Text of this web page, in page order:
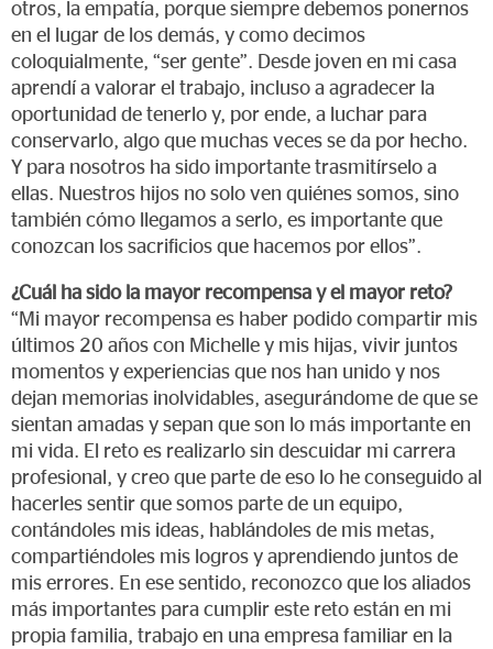
otros, la empatía, porque siempre debemos ponernos
en el lugar de los demás, y como decimos
coloquialmente, “ser gente”. Desde joven en mi casa
aprendí a valorar el trabajo, incluso a agradecer la
oportunidad de tenerlo y, por ende, a luchar para
conservarlo, algo que muchas veces se da por hecho.
Y para nosotros ha sido importante trasmitírselo a
ellas. Nuestros hijos no solo ven quiénes somos, sino
también cómo llegamos a serlo, es importante que
conozcan los sacrificios que hacemos por ellos”.
¿Cuál ha sido la mayor recompensa y el mayor reto?
“Mi mayor recompensa es haber podido compartir mis
últimos 20 años con Michelle y mis hijas, vivir juntos
momentos y experiencias que nos han unido y nos
dejan memorias inolvidables, asegurándome de que se
sientan amadas y sepan que son lo más importante en
mi vida. El reto es realizarlo sin descuidar mi carrera
profesional, y creo que parte de eso lo he conseguido al
hacerles sentir que somos parte de un equipo,
contándoles mis ideas, hablándoles de mis metas,
compartiéndoles mis logros y aprendiendo juntos de
mis errores. En ese sentido, reconozco que los aliados
más importantes para cumplir este reto están en mi
propia familia, trabajo en una empresa familiar en la